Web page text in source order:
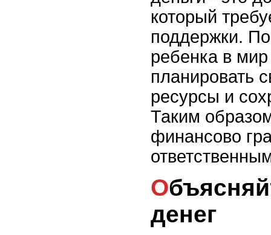
который
поддержки.
ребенка в
планировать
ресурсы и
Таким
финансово
Объясняйте ценность
денег